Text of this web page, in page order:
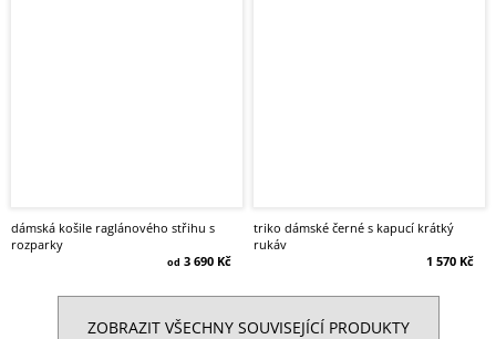
dámská košile raglánového střihu s
rozparky
od 3 690 Kč
triko dámské černé s kapucí krátký
rukáv
1 570 Kč
ZOBRAZIT VŠECHNY SOUVISEJÍCÍ PRODUKTY